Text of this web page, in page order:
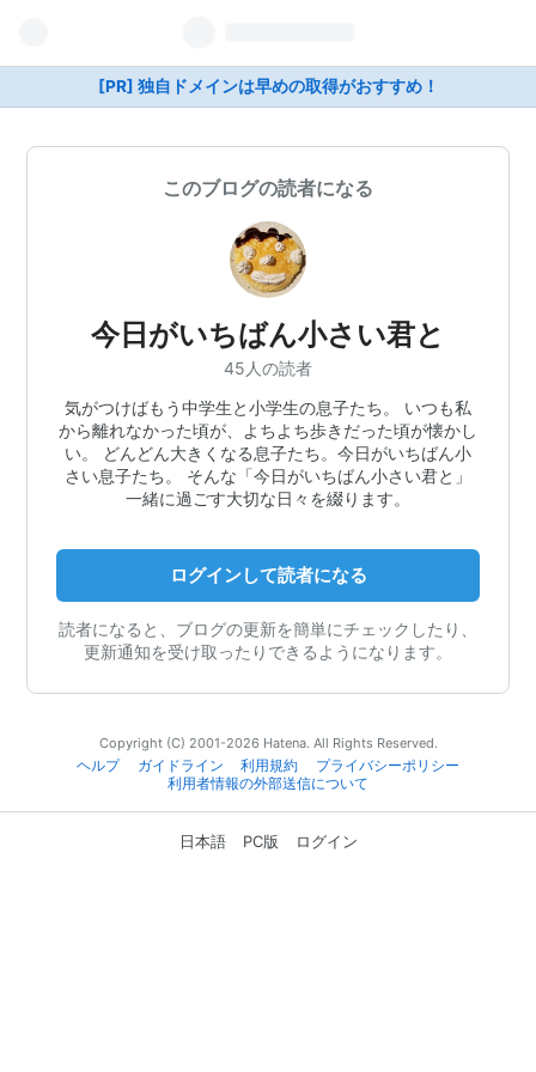
[PR] 独自ドメインは早めの取得がおすすめ！
このブログの読者になる
今日がいちばん小さい君と
45人の読者
気がつけばもう中学生と小学生の息子たち。 いつも私
から離れなかった頃が、よちよち歩きだった頃が懐かし
い。 どんどん大きくなる息子たち。今日がいちばん小
さい息子たち。 そんな「今日がいちばん小さい君と」
一緒に過ごす大切な日々を綴ります。
ログインして読者になる
読者になると、ブログの更新を簡単にチェックしたり、
更新通知を受け取ったりできるようになります。
Copyright (C) 2001-2026 Hatena. All Rights Reserved.
ヘルプ
ガイドライン 利用規約
プライバシーポリシー
利用者情報の外部送信について
日本語 PC版 ログイン